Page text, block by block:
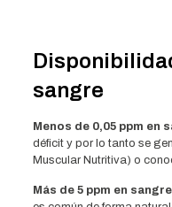
sangre
Menos de 0,05 ppm en
déficit y por lo tanto se
Muscular Nutritiva) o
Más de 5 ppm en sangre